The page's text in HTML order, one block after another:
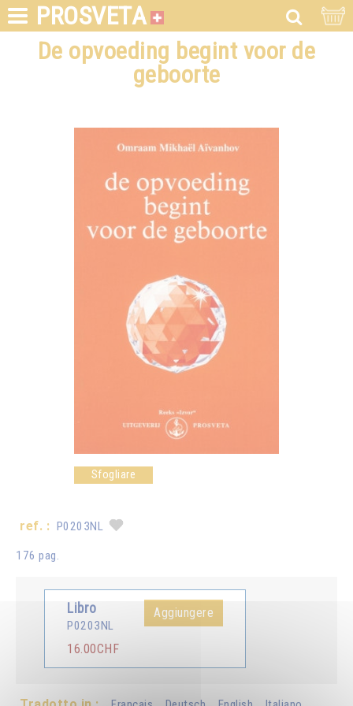
PROSVETA
De opvoeding begint voor de
geboorte
Sfogliare
ref. : P0203NL
176 pag.
Libro
P0203NL
16.00CHF
Aggiungere